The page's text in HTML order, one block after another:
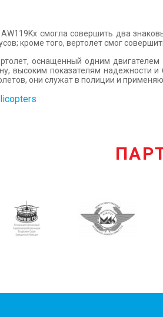
смогла совершить два
кроме того, вертолет смог
оснащенный одним двигателем
высоким показателям надежности
они служат в полиции и